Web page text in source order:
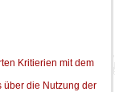
Kritierien mit dem
über die Nutzung der